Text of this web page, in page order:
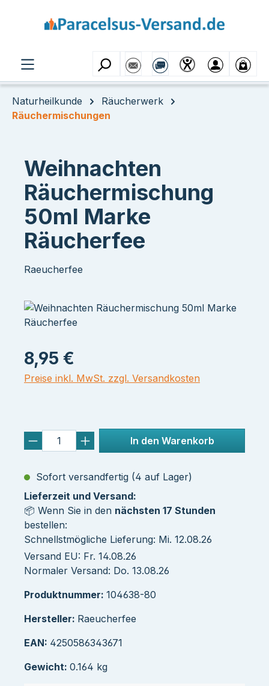
Naturheilkunde
Räucherwerk
Räuchermischungen
Weihnachten
Räuchermischung
50ml Marke
Räucherfee
Raeucherfee
8,95 €
Preise inkl. MwSt. zzgl. Versandkosten
In den Warenkorb
Sofort versandfertig (4 auf Lager)
Lieferzeit und Versand:
📦 Wenn Sie in den nächsten 17 Stunden
bestellen:
Schnellstmögliche Lieferung: Mi. 12.08.26
Versand EU: Fr. 14.08.26
Normaler Versand: Do. 13.08.26
Produktnummer: 104638-80
Hersteller: Raeucherfee
EAN: 4250586343671
Gewicht: 0.164 kg